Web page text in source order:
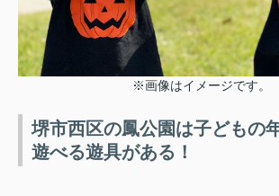
※画像はイメージです。
堺市西区の鳳公園は子どもの
遊べる遊具がある！